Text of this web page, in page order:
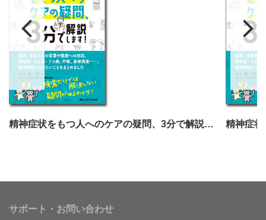
精神症状をもつ人へのケアの疑問、3分で解説します！
サポート・お問い合わせ